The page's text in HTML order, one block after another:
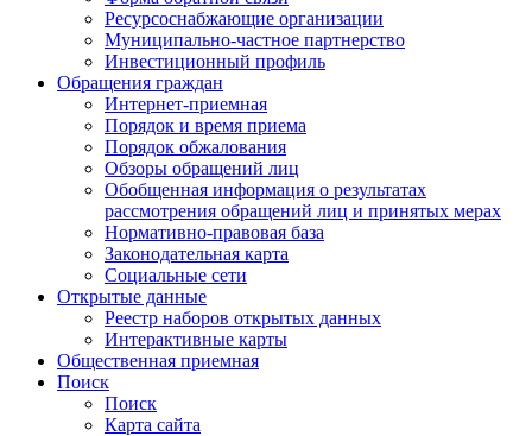
Ресурсоснабжающие организации
Муниципально-частное партнерство
Инвестиционный профиль
Обращения граждан
Интернет-приемная
Порядок и время приема
Порядок обжалования
Обзоры обращений лиц
Обобщенная информация о результатах
рассмотрения обращений лиц и принятых мерах
Нормативно-правовая база
Законодательная карта
Социальные сети
Открытые данные
Реестр наборов открытых данных
Интерактивные карты
Общественная приемная
Поиск
Поиск
Карта сайта